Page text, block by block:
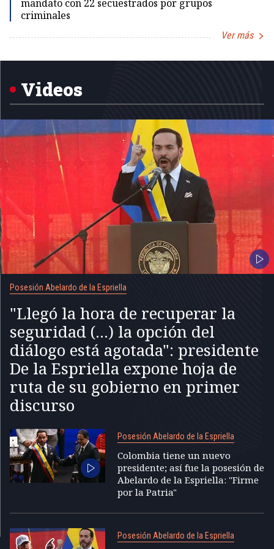
mandato con 22 secuestrados por grupos
criminales
Ver más
1
Videos
Posesión Abelardo de la Espriella
"Llegó la hora de recuperar la
seguridad (...) la opción del
diálogo está agotada": presidente
De la Espriella expone hoja de
ruta de su gobierno en primer
discurso
Posesión Abelardo de la Espriella
Colombia tiene un nuevo
presidente; así fue la posesión de
Abelardo de la Espriella: "Firme
por la Patria"
Posesión Abelardo de la Espriella